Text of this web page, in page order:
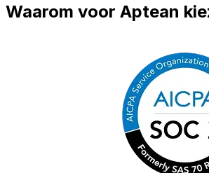
Waarom voor Aptean